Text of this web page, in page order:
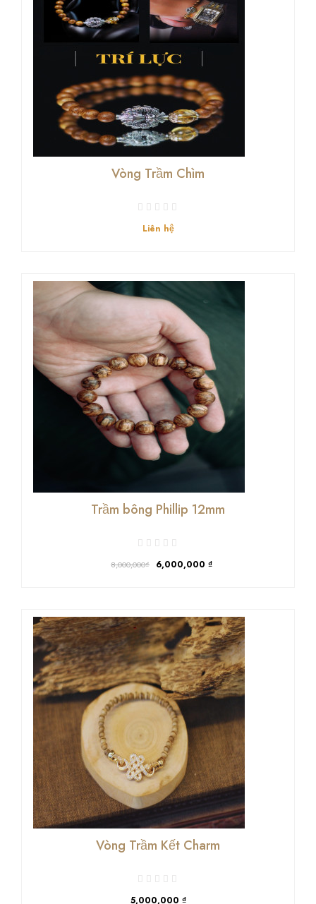
Vòng Trầm Chìm
Liên hệ
Trầm bông Phillip 12mm
8,000,000₫ 6,000,000 ₫
Vòng Trầm Kết Charm
5,000,000 ₫